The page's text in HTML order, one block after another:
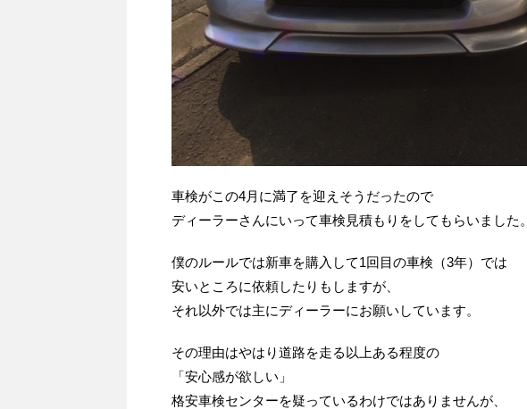
車検がこの4月に満了を迎えそうだったので
ディーラーさんにいって車検見積もりをしてもらいました。
僕のルールでは新車を購入して1回目の車検（3年）では
安いところに依頼したりもしますが、
それ以外では主にディーラーにお願いしています。
その理由はやはり道路を走る以上ある程度の
「安心感が欲しい」
格安車検センターを疑っているわけではありませんが、